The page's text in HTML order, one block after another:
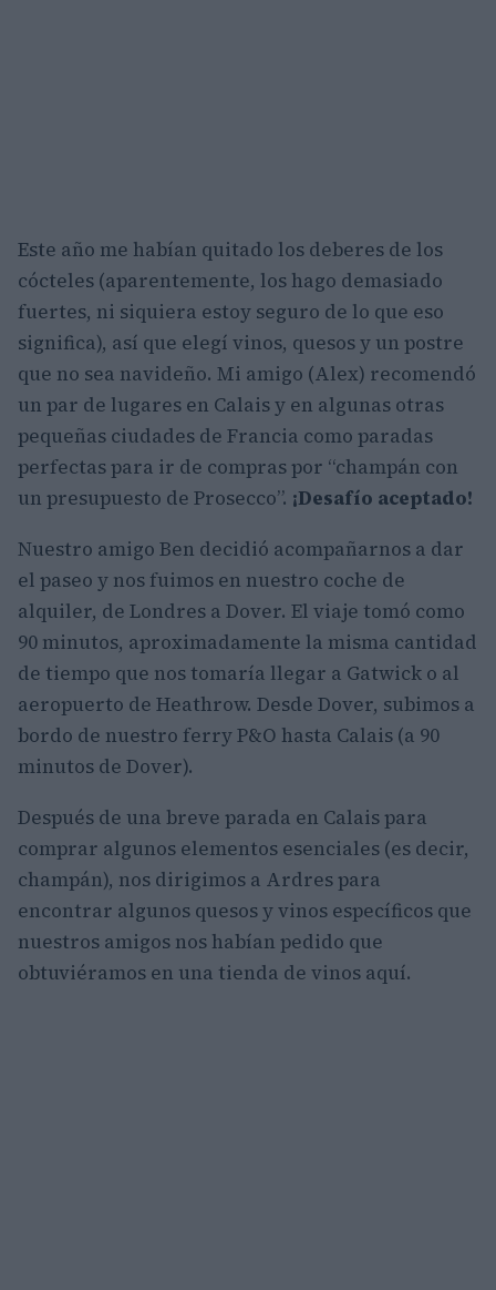
Este año me habían quitado los deberes de los
cócteles (aparentemente, los hago demasiado
fuertes, ni siquiera estoy seguro de lo que eso
significa), así que elegí vinos, quesos y un postre
que no sea navideño. Mi amigo (Alex) recomendó
un par de lugares en Calais y en algunas otras
pequeñas ciudades de Francia como paradas
perfectas para ir de compras por “champán con
un presupuesto de Prosecco”. ¡Desafío aceptado!
Nuestro amigo Ben decidió acompañarnos a dar
el paseo y nos fuimos en nuestro coche de
alquiler, de Londres a Dover. El viaje tomó como
90 minutos, aproximadamente la misma cantidad
de tiempo que nos tomaría llegar a Gatwick o al
aeropuerto de Heathrow. Desde Dover, subimos a
bordo de nuestro ferry P&O hasta Calais (a 90
minutos de Dover).
Después de una breve parada en Calais para
comprar algunos elementos esenciales (es decir,
champán), nos dirigimos a Ardres para
encontrar algunos quesos y vinos específicos que
nuestros amigos nos habían pedido que
obtuviéramos en una tienda de vinos aquí.